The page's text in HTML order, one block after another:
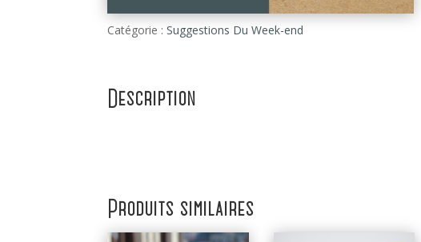
Catégorie :Suggestions Du Week-end
Description
Produits similaires